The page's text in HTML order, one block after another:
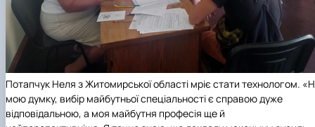
Потапчук Неля з Житомирської області мріє стати технологом.
мою думку, вибір майбутньої спеціальності є справою дуже
відповідальною, а моя майбутня професія ще й